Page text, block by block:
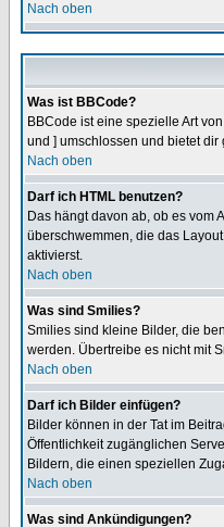
Nach oben
Was ist BBCode?
BBCode ist eine spezielle Art
und ] umschlossen und bietet
Nach oben
Darf ich HTML benutzen?
Das hängt davon ab, ob es vom
überschwemmen, die das
aktivierst.
Nach oben
Was sind Smilies?
Smilies sind kleine Bilder, die
werden. Übertreibe es nicht mit
Nach oben
Darf ich Bilder einfügen?
Bilder können in der Tat im
Öffentlichkeit zugänglichen
Bildern, die einen speziellen
Nach oben
Was sind Ankündigungen?